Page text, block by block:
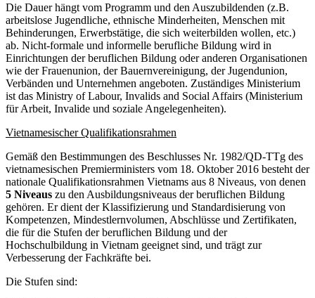
Die Dauer hängt vom Programm und den Auszubildenden (z.B.
arbeitslose Jugendliche, ethnische Minderheiten, Menschen mit
Behinderungen, Erwerbstätige, die sich weiterbilden wollen, etc.)
ab. Nicht-formale und informelle berufliche Bildung wird in
Einrichtungen der beruflichen Bildung oder anderen Organisationen
wie der Frauenunion, der Bauernvereinigung, der Jugendunion,
Verbänden und Unternehmen angeboten. Zuständiges Ministerium
ist das Ministry of Labour, Invalids and Social Affairs (Ministerium
für Arbeit, Invalide und soziale Angelegenheiten).
Vietnamesischer Qualifikationsrahmen
Gemäß den Bestimmungen des Beschlusses Nr. 1982/QD-TTg des
vietnamesischen Premierministers vom 18. Oktober 2016 besteht der
nationale Qualifikationsrahmen Vietnams aus 8 Niveaus, von denen
5 Niveaus zu den Ausbildungsniveaus der beruflichen Bildung
gehören. Er dient der Klassifizierung und Standardisierung von
Kompetenzen, Mindestlernvolumen, Abschlüsse und Zertifikaten,
die für die Stufen der beruflichen Bildung und der
Hochschulbildung in Vietnam geeignet sind, und trägt zur
Verbesserung der Fachkräfte bei.
Die Stufen sind: